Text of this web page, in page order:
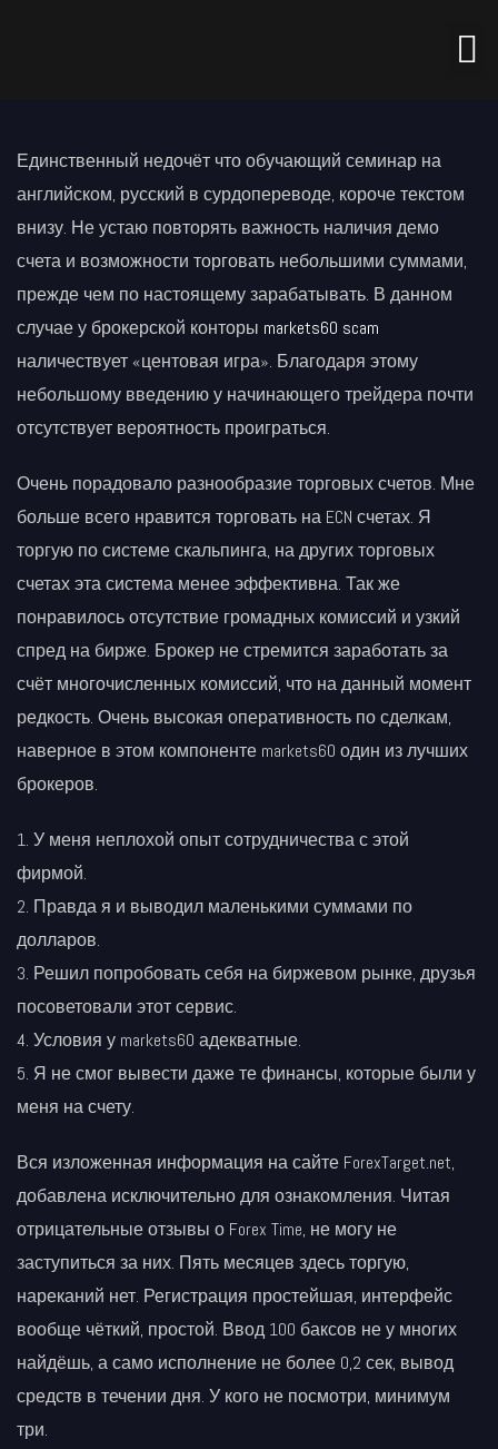
Единственный недочёт что обучающий семинар на
английском, русский в сурдопереводе, короче текстом
внизу. Не устаю повторять важность наличия демо
счета и возможности торговать небольшими суммами,
прежде чем по настоящему зарабатывать. В данном
случае у брокерской конторы markets60 scam
наличествует «центовая игра». Благодаря этому
небольшому введению у начинающего трейдера почти
отсутствует вероятность проиграться.
Очень порадовало разнообразие торговых счетов. Мне
больше всего нравится торговать на ECN счетах. Я
торгую по системе скальпинга, на других торговых
счетах эта система менее эффективна. Так же
понравилось отсутствие громадных комиссий и узкий
спред на бирже. Брокер не стремится заработать за
счёт многочисленных комиссий, что на данный момент
редкость. Очень высокая оперативность по сделкам,
наверное в этом компоненте markets60 один из лучших
брокеров.
У меня неплохой опыт сотрудничества с этой
фирмой.
Правда я и выводил маленькими суммами по
долларов.
Решил попробовать себя на биржевом рынке, друзья
посоветовали этот сервис.
Условия у markets60 адекватные.
Я не смог вывести даже те финансы, которые были у
меня на счету.
Вся изложенная информация на сайте ForexTarget.net,
добавлена исключительно для ознакомления. Читая
отрицательные отзывы о Forex Time, не могу не
заступиться за них. Пять месяцев здесь торгую,
нареканий нет. Регистрация простейшая, интерфейс
вообще чёткий, простой. Ввод 100 баксов не у многих
найдёшь, а само исполнение не более 0,2 сек, вывод
средств в течении дня. У кого не посмотри, минимум
три.